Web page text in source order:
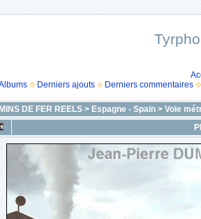
Derniers ajouts Derniers commentaires
DE FER REELS> Espagne - Spain> Voie